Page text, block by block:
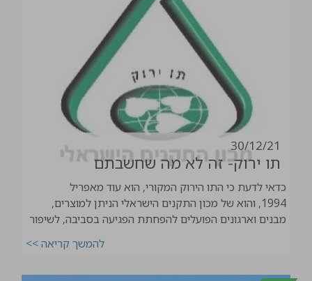
30/12/21
תו ירוק- זה לא מה שחשבתם
כדאי לדעת כי התו הירוק המקורי, הוא עוד מאפריל
1994, והוא של מכון התקנים הישראלי הניתן למוצרים,
מבנים וארגונים הפועלים להפחתת הפגיעה בסביבה, לשיפור
להמשך קריאה >>